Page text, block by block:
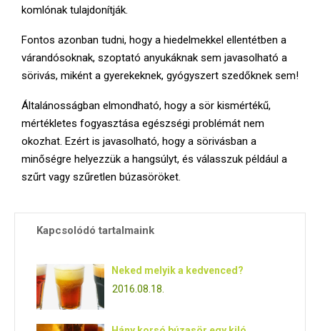
komlónak tulajdonítják.
Fontos azonban tudni, hogy a hiedelmekkel ellentétben a
várandósoknak, szoptató anyukáknak sem javasolható a
sörivás, miként a gyerekeknek, gyógyszert szedőknek sem!
Általánosságban elmondható, hogy a sör kismértékű,
mértékletes fogyasztása egészségi problémát nem
okozhat. Ezért is javasolható, hogy a sörivásban a
minőségre helyezzük a hangsúlyt, és válasszuk például a
szűrt vagy szűretlen búzasöröket.
Kapcsolódó tartalmaink
Neked melyik a kedvenced?
2016.08.18.